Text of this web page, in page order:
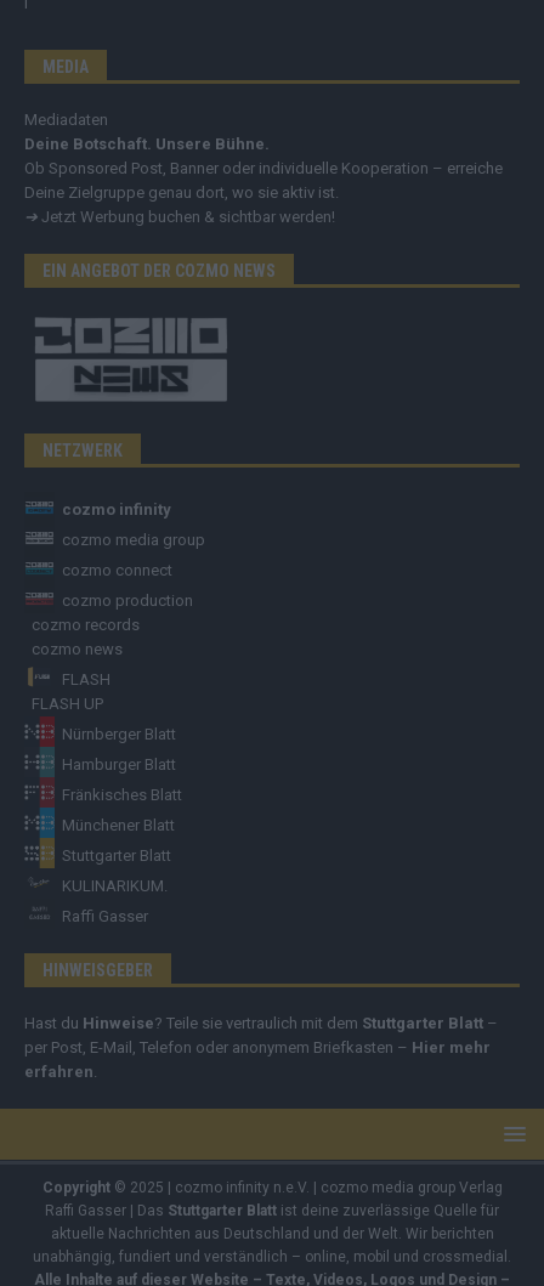
MEDIA
Mediadaten
Deine Botschaft. Unsere Bühne.
Ob Sponsored Post, Banner oder individuelle Kooperation – erreiche
Deine Zielgruppe genau dort, wo sie aktiv ist.
➔ Jetzt Werbung buchen & sichtbar werden!
EIN ANGEBOT DER COZMO NEWS
NETZWERK
cozmo infinity
cozmo media group
cozmo connect
cozmo production
cozmo records
cozmo news
FLASH
FLASH UP
Nürnberger Blatt
Hamburger Blatt
Fränkisches Blatt
Münchener Blatt
Stuttgarter Blatt
KULINARIKUM.
Raffi Gasser
HINWEISGEBER
Hast du Hinweise? Teile sie vertraulich mit dem Stuttgarter Blatt –
per Post, E-Mail, Telefon oder anonymem Briefkasten – Hier mehr
erfahren
Copyright© 2025 | cozmo infinity n.e.V. | cozmo media group Verlag
Raffi Gasser | Das Stuttgarter Blatt ist deine zuverlässige Quelle für
aktuelle Nachrichten aus Deutschland und der Welt. Wir berichten
unabhängig, fundiert und verständlich – online, mobil und crossmedial.
Alle Inhalte auf dieser Website – Texte, Videos, Logos und Design –